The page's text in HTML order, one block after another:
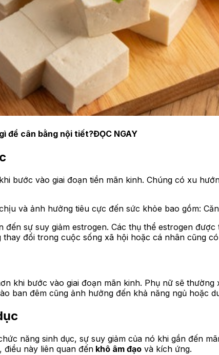
để cân bằng nội tiết?ĐỌC NGAY
bước vào giai đoạn tiền mãn kinh. Chúng có xu
và ảnh hưởng tiêu cực đến sức khỏe bao gồm:
đến sự suy giảm estrogen. Các thụ thể estrogen
đổi trong cuộc sống xã hội hoặc cá nhân cũng
khi bước vào giai đoạn mãn kinh. Phụ nữ sẽ
ban đêm cũng ảnh hưởng đến khả năng ngủ hoặc
năng sinh dục, sự suy giảm của nó khi gần đến
điều này liên quan đến khô âm đạo và kích ứng.